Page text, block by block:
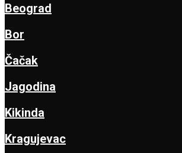
Beograd
Bor
Čačak
Jagodina
Kikinda
Kragujevac